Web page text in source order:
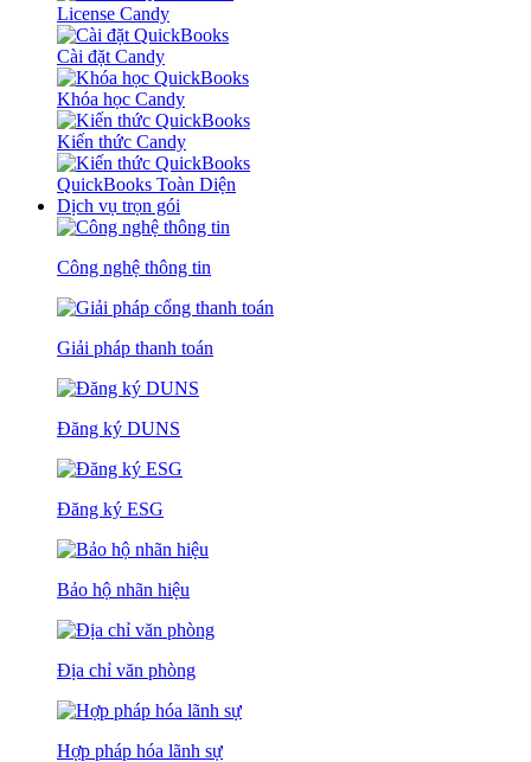
License Candy
Cài đặt Candy
Khóa học Candy
Kiến thức Candy
QuickBooks Toàn Diện
Dịch vụ trọn gói
Công nghệ thông tin
Giải pháp thanh toán
Đăng ký DUNS
Đăng ký ESG
Bảo hộ nhãn hiệu
Địa chỉ văn phòng
Hợp pháp hóa lãnh sự